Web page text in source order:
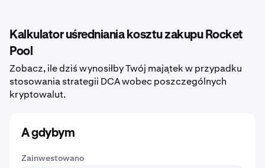
Kalkulator uśredniania kosztu zakupu Rocket
Pool
Zobacz, ile dziś wynosiłby Twój majątek w przypadku
stosowania strategii DCA wobec poszczególnych
kryptowalut.
A gdybym
Zainwestowano